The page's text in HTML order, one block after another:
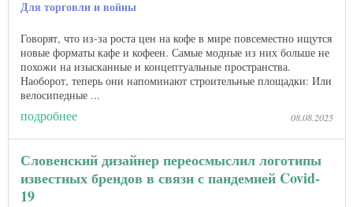
Для торговли и войны
Говорят, что из-за роста цен на кофе в мире повсеместно ищутся
новые форматы кафе и кофеен. Самые модные из них больше не
похожи на изысканные и концептуальные пространства.
Наоборот, теперь они напоминают строительные площадки: Или
велосипедные ...
подробнее 08.08.2025
Словенский дизайнер переосмыслил логотипы
известных брендов в связи с пандемией Covid-
19